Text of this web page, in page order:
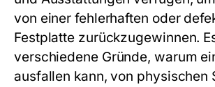
von einer fehlerhaften oder
Festplatte zurückzugewinnen.
verschiedene Gründe, warum
ausfallen kann, von physischen